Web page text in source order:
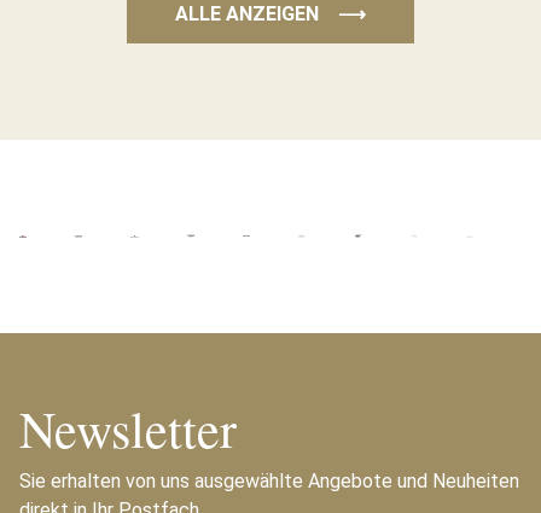
ALLE ANZEIGEN ⟶
Newsletter
Sie erhalten von uns ausgewählte Angebote und Neuheiten